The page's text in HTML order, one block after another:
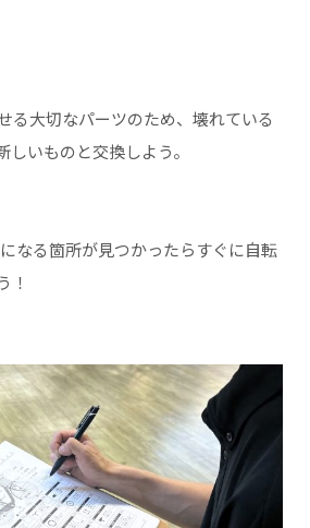
る大切なパーツのため、壊れている
しいものと交換しよう。
なる箇所が見つかったらすぐに自転
！